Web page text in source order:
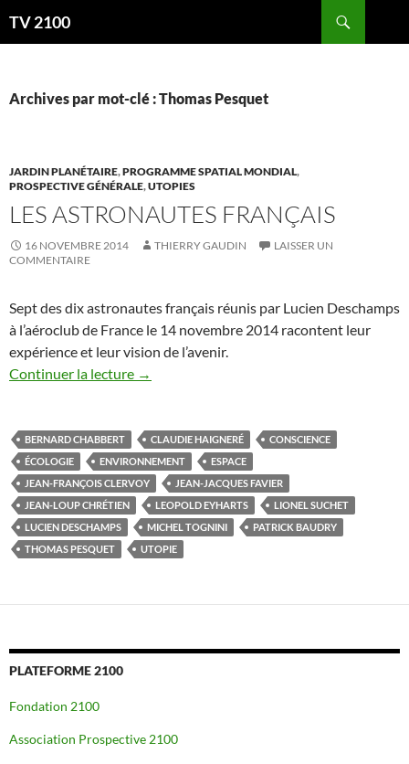
auTV 2100
Archives par mot-clé : Thomas Pesquet
JARDIN PLANÉTAIRE,PROGRAMME SPATIAL MONDIAL,
PROSPECTIVE GÉNÉRALE,UTOPIES
LES ASTRONAUTES FRANÇAIS
16 NOVEMBRE 2014 THIERRY GAUDIN
LAISSER UN
COMMENTAIRE
Sept des dix astronautes français réunis par Lucien Deschamps
à l’aéroclub de France le 14 novembre 2014 racontent leur
expérience et leur vision de l’avenir.
Continuer la lecture →
BERNARD CHABBERT CLAUDIE HAIGNERÉ
CONSCIENCE
ÉCOLOGIE
ENVIRONNEMENT
ESPACE
JEAN-FRANÇOIS CLERVOY
JEAN-JACQUES FAVIER
JEAN-LOUP CHRÉTIEN
LEOPOLD EYHARTS
LIONEL SUCHET
LUCIEN DESCHAMPS
MICHEL TOGNINI
PATRICK BAUDRY
THOMAS PESQUET
UTOPIE
PLATEFORME 2100
Fondation 2100
Association Prospective 2100